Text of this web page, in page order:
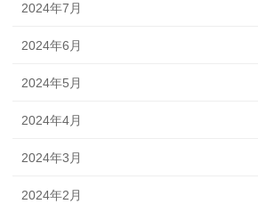
2024年7月
2024年6月
2024年5月
2024年4月
2024年3月
2024年2月